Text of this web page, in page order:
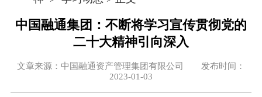
中国融通集团：不断将学习宣传贯彻党的
二十大精神引向深入
文章来源：中国融通资产管理集团有限公司 发布时间：
2023-01-03